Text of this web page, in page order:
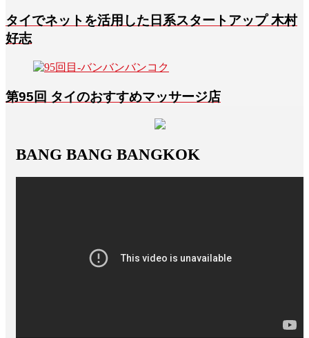
タイでネットを活用した日系スタートアップ 木村
好志
第95回 タイのおすすめマッサージ店
BANG BANG BANGKOK